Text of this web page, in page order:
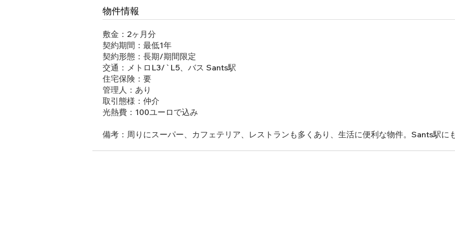
物件情報
敷金：2ヶ月分
契約期間：最低1年
契約形態：長期/期間限定
交通：メトロL3/`L5、バス Sants駅
住宅保険：要
管理人：あり
取引態様：仲介
光熱費：100ユーロで込み
備考：周りにスーパー、カフェテリア、レストランも多くあり、生活に便利な物件。Sants駅に